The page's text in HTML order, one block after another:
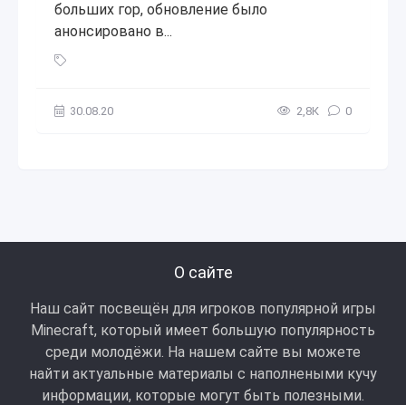
больших гор, обновление было
анонсировано в...
30.08.20 2,8К 0
О сайте
Наш сайт посвещён для игроков популярной игры
Minecraft, который имеет большую популярность
среди молодёжи. На нашем сайте вы можете
найти актуальные материалы с наполнеными кучу
информации, которые могут быть полезными.